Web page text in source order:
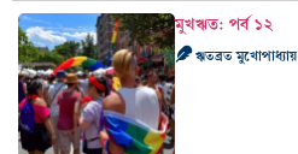
মুখঋত: পর্ব ১২
ঋতব্রত মুখোপাধ্যায়